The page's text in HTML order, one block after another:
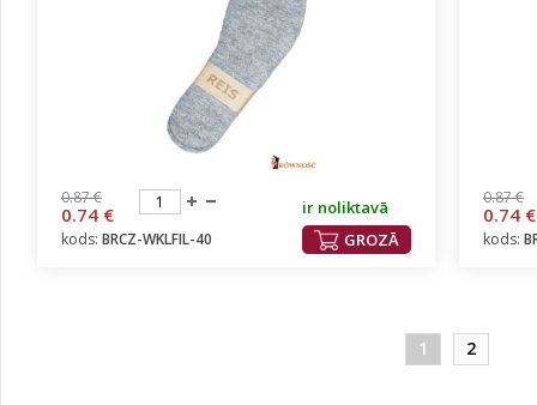
0.87 €
0.74 €
ir noliktavā
GROZĀ
kods: BRCZ-WKLFIL-40
0.87 €
0.74 €
kods:
1 2